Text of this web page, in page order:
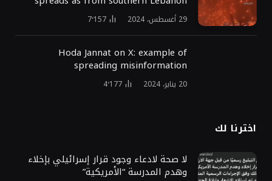
29 أغسطس، 2024 7٬157
Hoda Jannat on X: example of
spreading misinformation
20 يناير، 2024 4٬177
اخترنا لك
لا صحة لادعاء وجود قرار إسرائيلي بإخلاء
وهدم المدرسة “الأمريكية”